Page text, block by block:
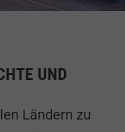
UND
Ländern zu